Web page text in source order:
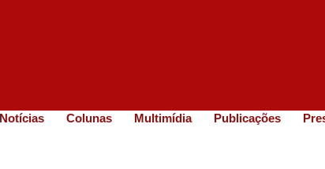
Notícias Colunas Multimídia Publicações